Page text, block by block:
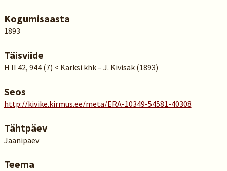
Kogumisaasta
1893
Täisviide
H II 42, 944 (7) < Karksi khk – J. Kivisäk (1893)
Seos
http://kivike.kirmus.ee/meta/ERA-10349-54581-40308
Tähtpäev
Jaanipäev
Teema